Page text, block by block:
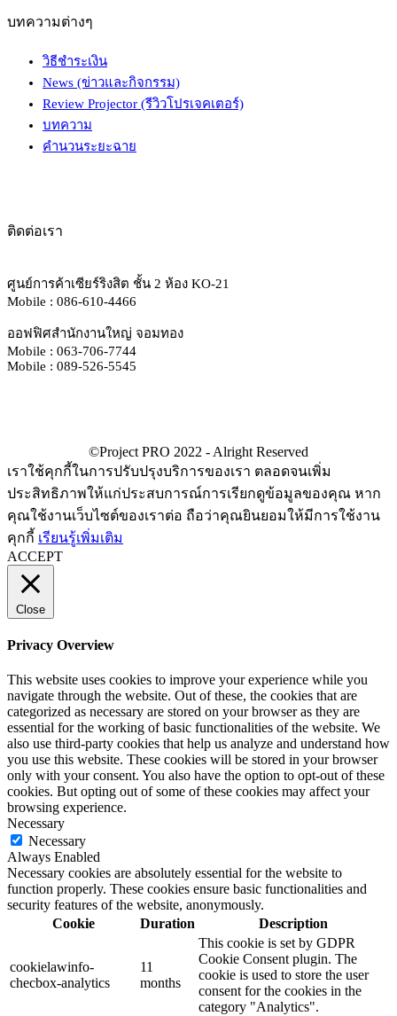
บทความต่างๆ
วิธีชำระเงิน
News (ข่าวและกิจกรรม)
Review Projector (รีวิวโปรเจคเตอร์)
บทความ
คำนวนระยะฉาย
ติดต่อเรา
ศูนย์การค้าเซียร์ริงสิต ชั้น 2 ห้อง KO-21
Mobile : 086-610-4466
ออฟฟิศสำนักงานใหญ่ จอมทอง
Mobile : 063-706-7744
Mobile : 089-526-5545
เราใช้คุกกี้ในการปรับปรุงบริการของเรา ตลอดจนเพิ่ม
ประสิทธิภาพให้แก่ประสบการณ์การเรียกดูข้อมูลของคุณ หาก
คุณใช้งานเว็บไซต์ของเราต่อ ถือว่าคุณยินยอมให้มีการใช้งาน
คุกกี้ เรียนรู้เพิ่มเติม
ACCEPT
Close
Privacy Overview
This website uses cookies to improve your experience while you
navigate through the website. Out of these, the cookies that are
categorized as necessary are stored on your browser as they are
essential for the working of basic functionalities of the website. We
also use third-party cookies that help us analyze and understand how
you use this website. These cookies will be stored in your browser
only with your consent. You also have the option to opt-out of these
cookies. But opting out of some of these cookies may affect your
browsing experience.
Necessary
Necessary
Always Enabled
Necessary cookies are absolutely essential for the website to
function properly. These cookies ensure basic functionalities and
security features of the website, anonymously.
Cookie
Duration Description
cookielawinfo-
checbox-analytics
11
months
This cookie is set by GDPR
Cookie Consent plugin. The
cookie is used to store the user
consent for the cookies in the
category "Analytics".